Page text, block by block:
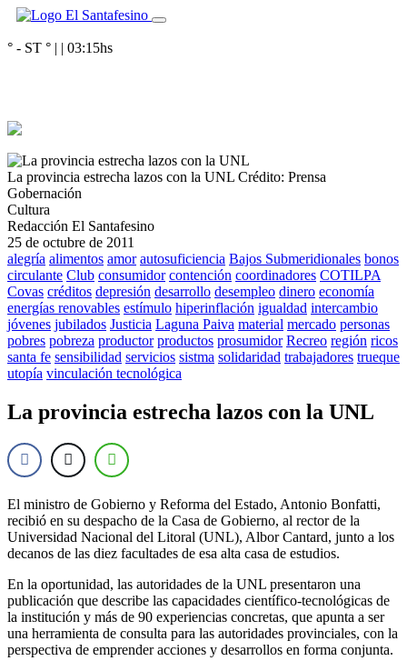
° - ST ° | | 03:15hs
La provincia estrecha lazos con la UNL Crédito: Prensa
Gobernación
Cultura
Redacción El Santafesino
25 de octubre de 2011
alegría alimentos amor autosuficiencia Bajos Submeridionales bonos
circulante Club consumidor contención coordinadores COTILPA
Covas créditos depresión desarrollo desempleo dinero economía
energías renovables estímulo hiperinflación igualdad intercambio
jóvenes jubilados Justicia Laguna Paiva material mercado personas
pobres pobreza productor productos prosumidor Recreo región ricos
santa fe sensibilidad servicios sistma solidaridad trabajadores trueque
utopía vinculación tecnológica
La provincia estrecha lazos con la UNL
El ministro de Gobierno y Reforma del Estado, Antonio Bonfatti,
recibió en su despacho de la Casa de Gobierno, al rector de la
Universidad Nacional del Litoral (UNL), Albor Cantard, junto a los
decanos de las diez facultades de esa alta casa de estudios.
En la oportunidad, las autoridades de la UNL presentaron una
publicación que describe las capacidades científico-tecnológicas de
la institución y más de 90 experiencias concretas, que apunta a ser
una herramienta de consulta para las autoridades provinciales, con la
perspectiva de emprender acciones y desarrollos en forma conjunta.